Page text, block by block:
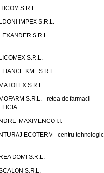
S.R.L.
IMPEX S.R.L.
S.R.L.
S.R.L.
KML S.R.L.
S.R.L.
S.R.L. - retea de farmacii
MAXIMENCO I.I.
ECOTERM - centru tehnologic
DOMI S.R.L.
S.R.L.